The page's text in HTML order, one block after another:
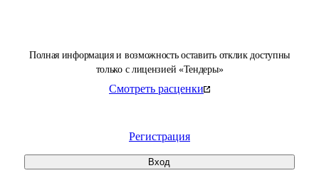
Полная информация и возможность оставить отклик доступны
только с лицензией «Тендеры»
Смотреть расценки
Регистрация
Вход